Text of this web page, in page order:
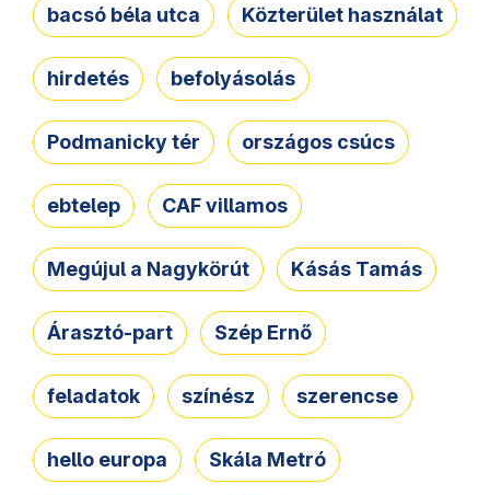
bacsó béla utca Közterület használat
hirdetés befolyásolás
Podmanicky tér országos csúcs
ebtelep CAF villamos
Megújul a Nagykörút Kásás Tamás
Árasztó-part Szép Ernő
feladatok színész szerencse
hello europa Skála Metró